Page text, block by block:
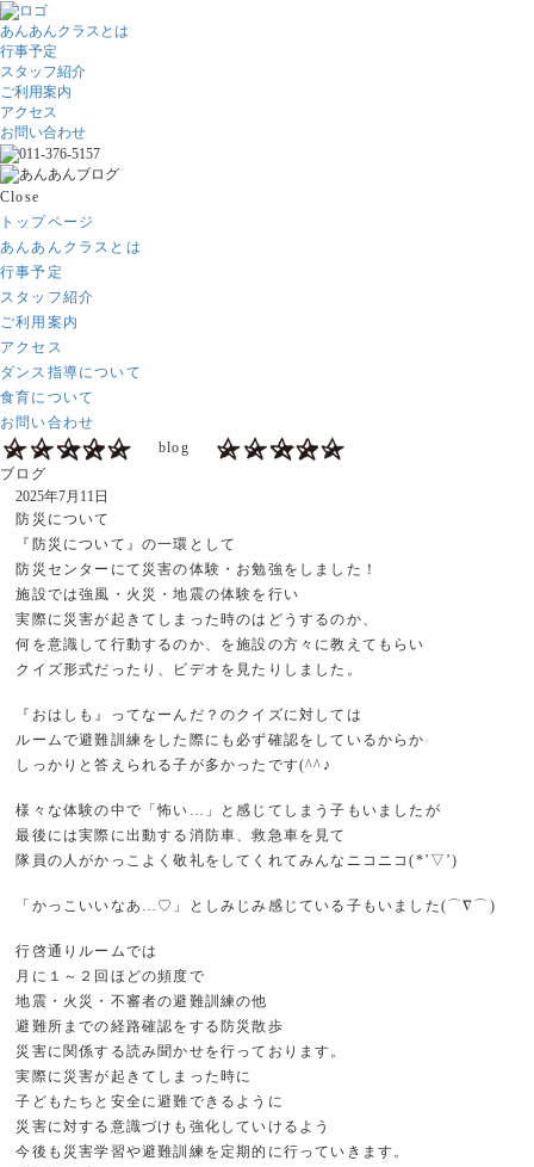
あんあんクラスとは
行事予定
スタッフ紹介
ご利用案内
アクセス
お問い合わせ
Close
トップページ
あんあんクラスとは
行事予定
スタッフ紹介
ご利用案内
アクセス
ダンス指導について
食育について
お問い合わせ
blog
ブログ
2025年7月11日
防災について
『防災について』の一環として
防災センターにて災害の体験・お勉強をしました！
施設では強風・火災・地震の体験を行い
実際に災害が起きてしまった時のはどうするのか、
何を意識して行動するのか、を施設の方々に教えてもらい
クイズ形式だったり、ビデオを見たりしました。
『おはしも』ってなーんだ？のクイズに対しては
ルームで避難訓練をした際にも必ず確認をしているからか
しっかりと答えられる子が多かったです(^^♪
様々な体験の中で「怖い…」と感じてしまう子もいましたが
最後には実際に出動する消防車、救急車を見て
隊員の人がかっこよく敬礼をしてくれてみんなニコニコ(*’▽’)
「かっこいいなあ…♡」としみじみ感じている子もいました(⌒∇⌒)
行啓通りルームでは
月に１～２回ほどの頻度で
地震・火災・不審者の避難訓練の他
避難所までの経路確認をする防災散歩
災害に関係する読み聞かせを行っております。
実際に災害が起きてしまった時に
子どもたちと安全に避難できるように
災害に対する意識づけも強化していけるよう
今後も災害学習や避難訓練を定期的に行っていきます。